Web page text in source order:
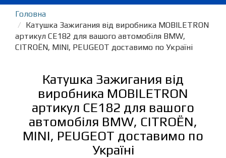
Головна
Катушка Зажигания від виробника MOBILETRON
артикул CE182 для вашого автомобіля BMW,
CITROËN, MINI, PEUGEOT доставимо по Україні
Катушка Зажигания від
виробника MOBILETRON
артикул CE182 для вашого
автомобіля BMW, CITROËN,
MINI, PEUGEOT доставимо по
Україні